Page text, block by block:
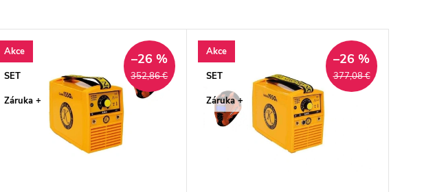
Akce
SET
Záruka +
352,86 €
–26 %
Akce
SET
Záruka +
377,08 €
–26 %